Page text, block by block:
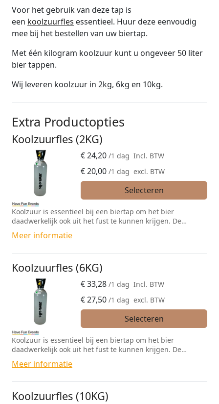
Voor het gebruik van deze tap is
een koolzuurfles essentieel. Huur deze eenvoudig
mee bij het bestellen van uw biertap.
Met één kilogram koolzuur kunt u ongeveer 50 liter
bier tappen.
Wij leveren koolzuur in 2kg, 6kg en 10kg.
Extra Productopties
Koolzuurfles (2KG)
€24,20 /1 dag Incl. BTW
€20,00 /1 dag excl. BTW
Selecteren
Koolzuur is essentieel bij een biertap om het bier
daadwerkelijk ook uit het fust te kunnen krijgen. De
koolzuur zorgt voor de druk op het fust en is ook bepalend
voor hoe hard het bier uit de tap stroomt.
Meer informatie
Koolzuurfles (6KG)
€33,28 /1 dag Incl. BTW
€27,50 /1 dag excl. BTW
Selecteren
Koolzuur is essentieel bij een biertap om het bier
daadwerkelijk ook uit het fust te kunnen krijgen. De
koolzuur zorgt voor de druk op het fust en is ook bepalend
voor hoe hard het bier uit de tap stroomt.
Meer informatie
Koolzuurfles (10KG)